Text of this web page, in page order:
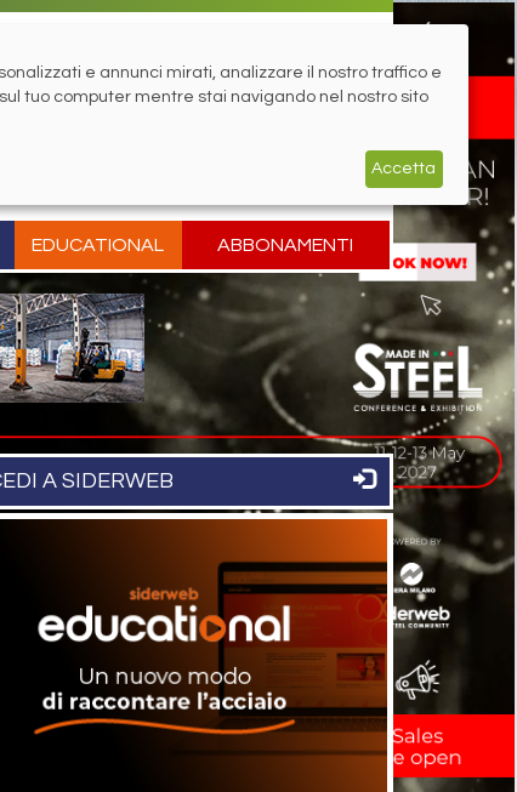
EDUCATIONAL ABBONAMENTI
A SIDERWEB
e annunci mirati, analizzare il nostro traffico e
tuo computer mentre stai navigando nel nostro sito
Accetta